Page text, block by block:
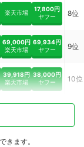
楽天市場
17,800円
ヤフー
8位
69,000円
楽天市場
69,934円
ヤフー
9位
39,918円
楽天市場
38,000円
ヤフー
10位
できます。